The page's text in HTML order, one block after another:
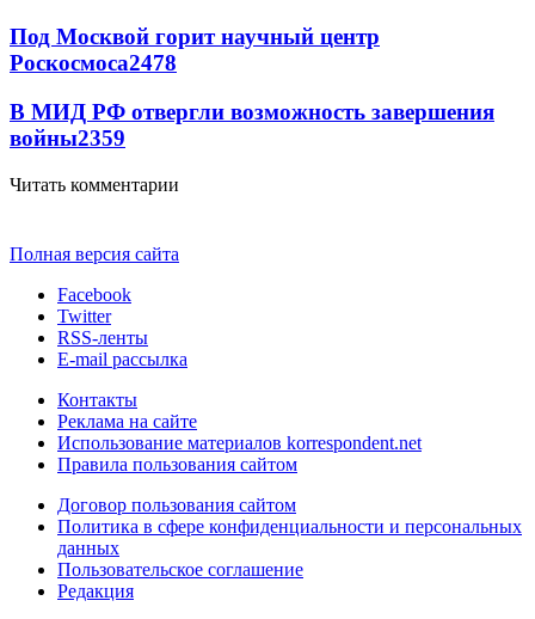
Под Москвой горит научный центр
Роскосмоса2478
В МИД РФ отвергли возможность завершения
войны2359
Читать комментарии
Полная версия сайта
Facebook
Twitter
RSS-ленты
E-mail рассылка
Контакты
Реклама на сайте
Использование материалов korrespondent.net
Правила пользования сайтом
Договор пользования сайтом
Политика в сфере конфиденциальности и персональных
данных
Пользовательское соглашение
Редакция